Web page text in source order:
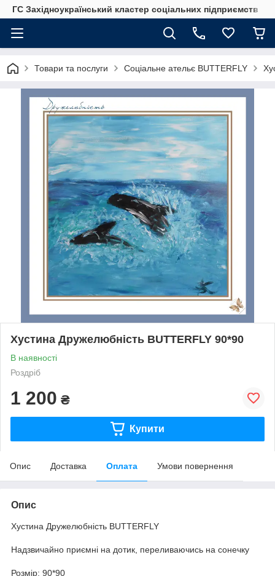
ГС Західноукраїнський кластер соціальних підприємств
Товари та послуги Соціальне ательє BUTTERFLY
Хустина Дружелюбність BUTTERFLY 90*90
В наявності
Роздріб
1 200 ₴
Купити
Опис Доставка Оплата Умови повернення
Опис
Хустина Дружелюбність BUTTERFLY
Надзвичайно приємні на дотик, переливаючись на сонечку
Розмір: 90*90